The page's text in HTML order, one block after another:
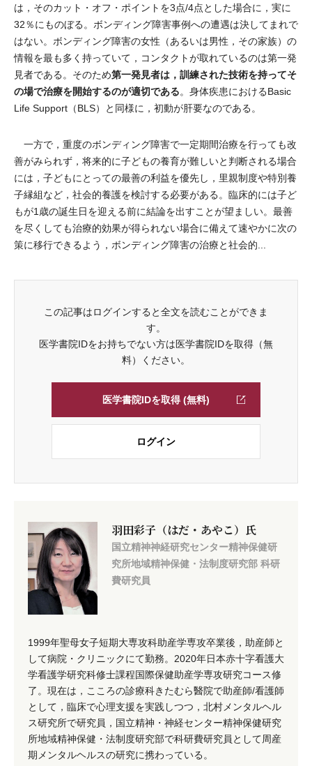
は，そのカット・オフ・ポイントを3点/4点とした場合に，実に
32％にものぼる。ボンディング障害事例への遭遇は決してまれで
はない。ボンディング障害の女性（あるいは男性，その家族）の
情報を最も多く持っていて，コンタクトが取れているのは第一発
見者である。そのため第一発見者は，訓練された技術を持ってそ
の場で治療を開始するのが適切である。身体疾患におけるBasic
Life Support（BLS）と同様に，初動が肝要なのである。
一方で，重度のボンディング障害で一定期間治療を行っても改
善がみられず，将来的に子どもの養育が難しいと判断される場合
には，子どもにとっての最善の利益を優先し，里親制度や特別養
子縁組など，社会的養護を検討する必要がある。臨床的には子ど
もが1歳の誕生日を迎える前に結論を出すことが望ましい。最善
を尽くしても治療的効果が得られない場合に備えて速やかに次の
策に移行できるよう，ボンディング障害の治療と社会的...
この記事はログインすると全文を読むことができま
す。
医学書院IDをお持ちでない方は医学書院IDを取得（無
料）ください。
医学書院IDを取得 (無料)
ログイン
羽田彩子（はだ・あやこ）氏
国立精神神経研究センター精神保健研
究所地域精神保健・法制度研究部 科研
費研究員
1999年聖母女子短期大専攻科助産学専攻卒業後，助産師と
して病院・クリニックにて勤務。2020年日本赤十字看護大
学看護学研究科修士課程国際保健助産学専攻研究コース修
了。現在は，こころの診療科きたむら醫院で助産師/看護師
として，臨床で心理支援を実践しつつ，北村メンタルヘル
ス研究所で研究員，国立精神・神経センター精神保健研究
所地域精神保健・法制度研究部で科研費研究員として周産
期メンタルヘルスの研究に携わっている。